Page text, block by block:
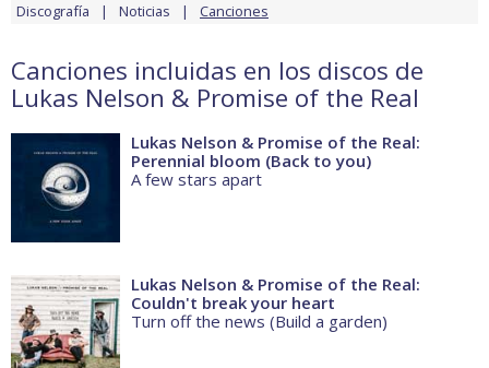
Discografía Noticias Canciones
Canciones incluidas en los discos de
Lukas Nelson & Promise of the Real
Lukas Nelson & Promise of the Real:
Perennial bloom (Back to you)
A few stars apart
Lukas Nelson & Promise of the Real:
Couldn't break your heart
Turn off the news (Build a garden)